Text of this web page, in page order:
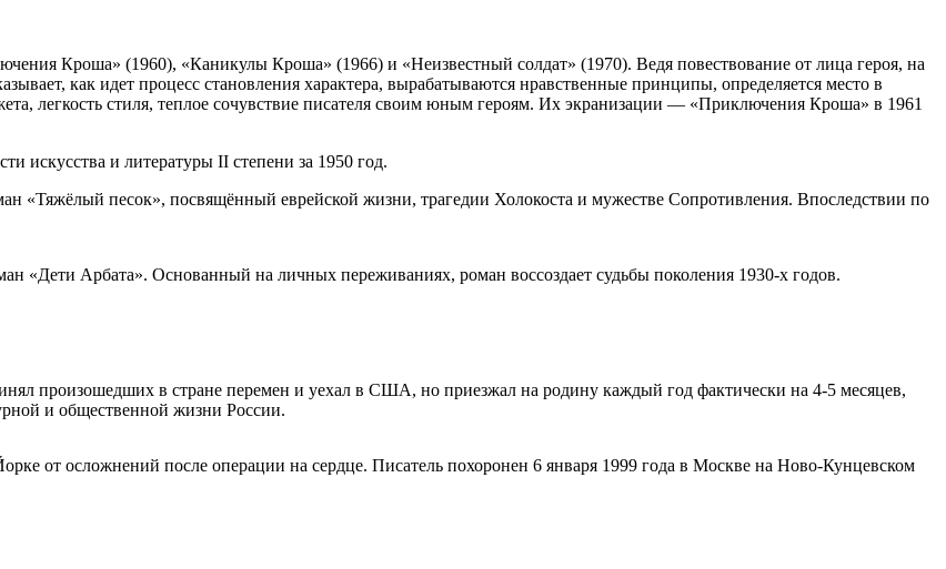
Кроша» (1960), «Каникулы Кроша» (1966) и «Неизвестный солдат» (1970). Ведя повествование от лица героя, на
как идет процесс становления характера, вырабатываются нравственные принципы, определяется место в
легкость стиля, теплое сочувствие писателя своим юным героям. Их экранизации — «Приключения Кроша» в 1961
искусства и литературы II степени за 1950 год.
«Тяжёлый песок», посвящённый еврейской жизни, трагедии Холокоста и мужестве Сопротивления. Впоследствии по
«Дети Арбата». Основанный на личных переживаниях, роман воссоздает судьбы поколения 1930-х годов.
произошедших в стране перемен и уехал в США, но приезжал на родину каждый год фактически на 4-5 месяцев,
и общественной жизни России.
от осложнений после операции на сердце. Писатель похоронен 6 января 1999 года в Москве на Ново-Кунцевском